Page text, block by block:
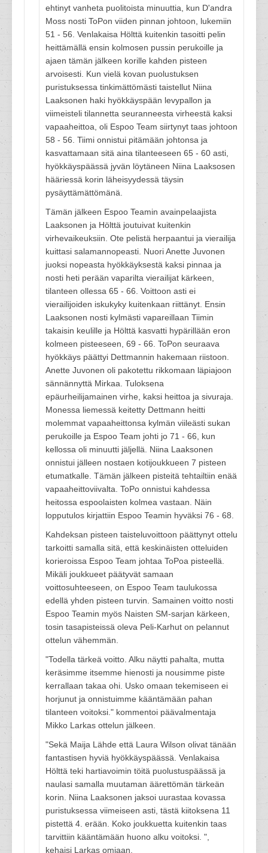
ehtinyt vanheta puolitoista minuuttia, kun D'andra
Moss nosti ToPon viiden pinnan johtoon, lukemiin
51 - 56. Venlakaisa Hölttä kuitenkin tasoitti pelin
heittämällä ensin kolmosen pussin perukoille ja
ajaen tämän jälkeen korille kahden pisteen
arvoisesti. Kun vielä kovan puolustuksen
puristuksessa tinkimättömästi taistellut Niina
Laaksonen haki hyökkäyspään levypallon ja
viimeisteli tilannetta seuranneesta virheestä kaksi
vapaaheittoa, oli Espoo Team siirtynyt taas johtoon
58 - 56. Tiimi onnistui pitämään johtonsa ja
kasvattamaan sitä aina tilanteeseen 65 - 60 asti,
hyökkäyspäässä jyvän löytäneen Niina Laaksosen
hääriessä korin läheisyydessä täysin
pysäyttämättömänä.
Tämän jälkeen Espoo Teamin avainpelaajista
Laaksonen ja Hölttä joutuivat kuitenkin
virhevaikeuksiin. Ote pelistä herpaantui ja vierailija
kuittasi salamannopeasti. Nuori Anette Juvonen
juoksi nopeasta hyökkäyksestä kaksi pinnaa ja
nosti heti perään vaparilta vierailijat kärkeen,
tilanteen ollessa 65 - 66. Voittoon asti ei
vierailijoiden iskukyky kuitenkaan riittänyt. Ensin
Laaksonen nosti kylmästi vapareillaan Tiimin
takaisin keulille ja Hölttä kasvatti hypärillään eron
kolmeen pisteeseen, 69 - 66. ToPon seuraava
hyökkäys päättyi Dettmannin hakemaan riistoon.
Anette Juvonen oli pakotettu rikkomaan läpiajoon
sännännyttä Mirkaa. Tuloksena
epäurheilijamainen virhe, kaksi heittoa ja sivuraja.
Monessa liemessä keitetty Dettmann heitti
molemmat vapaaheittonsa kylmän viileästi sukan
perukoille ja Espoo Team johti jo 71 - 66, kun
kellossa oli minuutti jäljellä. Niina Laaksonen
onnistui jälleen nostaen kotijoukkueen 7 pisteen
etumatkalle. Tämän jälkeen pisteitä tehtailtiin enää
vapaaheittoviivalta. ToPo onnistui kahdessa
heitossa espoolaisten kolmea vastaan. Näin
lopputulos kirjattiin Espoo Teamin hyväksi 76 - 68.
Kahdeksan pisteen taisteluvoittoon päättynyt ottelu
tarkoitti samalla sitä, että keskinäisten otteluiden
korieroissa Espoo Team johtaa ToPoa pisteellä.
Mikäli joukkueet päätyvät samaan
voittosuhteeseen, on Espoo Team taulukossa
edellä yhden pisteen turvin. Samainen voitto nosti
Espoo Teamin myös Naisten SM-sarjan kärkeen,
tosin tasapisteissä oleva Peli-Karhut on pelannut
ottelun vähemmän.
"Todella tärkeä voitto. Alku näytti pahalta, mutta
keräsimme itsemme hienosti ja nousimme piste
kerrallaan takaa ohi. Usko omaan tekemiseen ei
horjunut ja onnistuimme kääntämään pahan
tilanteen voitoksi." kommentoi päävalmentaja
Mikko Larkas ottelun jälkeen.
"Sekä Maija Lähde että Laura Wilson olivat tänään
fantastisen hyviä hyökkäyspäässä. Venlakaisa
Hölttä teki hartiavoimin töitä puolustuspäässä ja
naulasi samalla muutaman äärettömän tärkeän
korin. Niina Laaksonen jaksoi uurastaa kovassa
puristuksessa viimeiseen asti, tästä kiitoksena 11
pistettä 4. erään. Koko joukkuetta kuitenkin taas
tarvittiin kääntämään huono alku voitoksi. ",
kehaisi Larkas omiaan.